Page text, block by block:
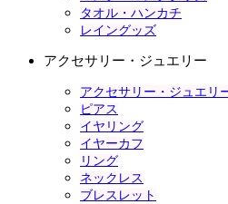
タオル・ハンカチ
レイングッズ
アクセサリー・ジュエリー
アクセサリー・ジュエリ
ピアス
イヤリング
イヤーカフ
リング
ネックレス
ブレスレット